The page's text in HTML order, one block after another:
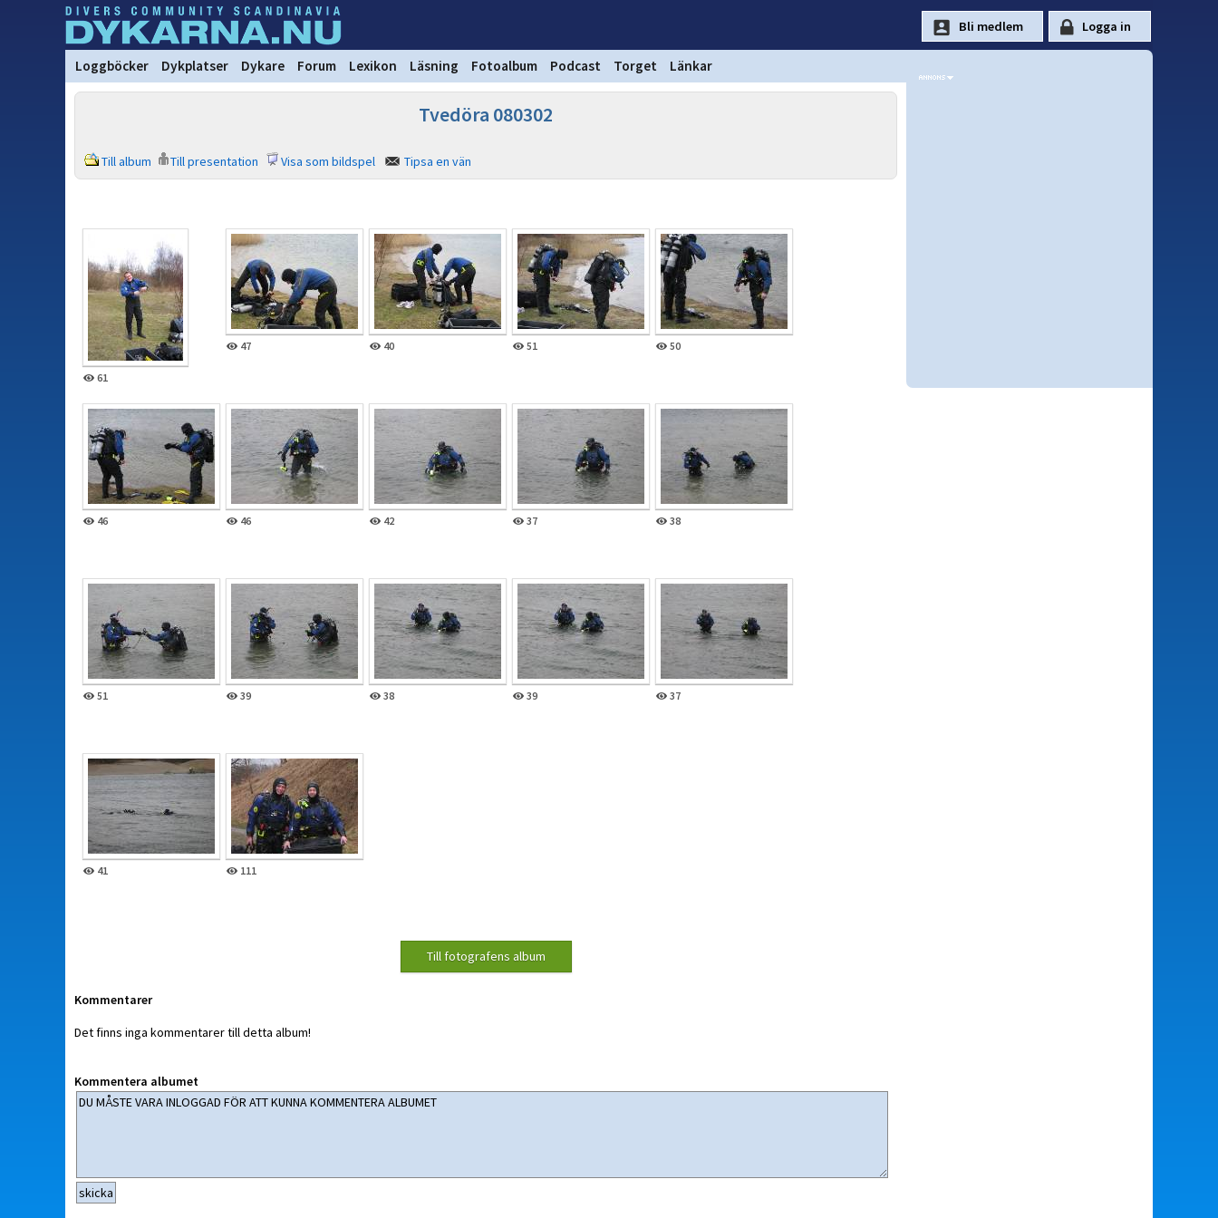
Loggböcker Dykplatser Dykare Forum Lexikon Läsning Fotoalbum Podcast Torget Länkar
Tvedöra 080302
Till album Till presentation Visa som bildspel Tipsa en vän
61
47 40 51 50
46 46 42 37 38
51 39 38 39 37
41 111
Kommentarer
Det finns inga kommentarer till detta album!
Kommentera albumet